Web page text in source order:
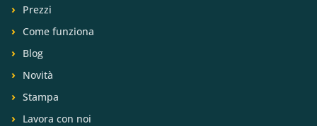
Prezzi
Come funziona
Blog
Novità
Stampa
Lavora con noi